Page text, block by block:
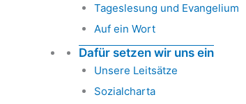
Tageslesung und Evangelium
Auf ein Wort
Dafür setzen wir uns ein
Unsere Leitsätze
Sozialcharta